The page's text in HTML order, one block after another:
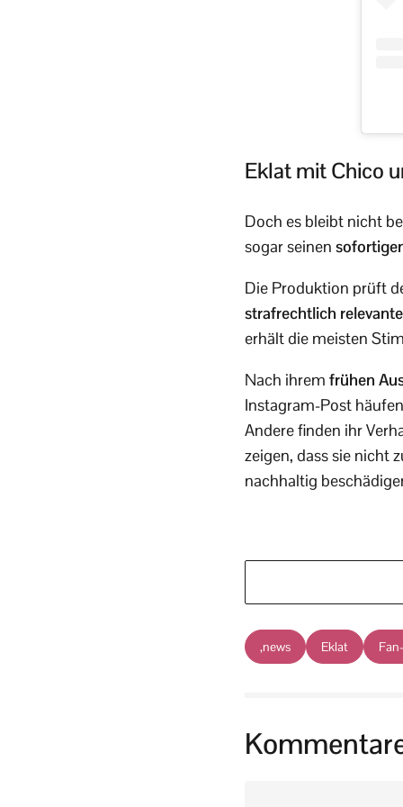
Eklat mit Chico
Doch es bleibt nicht
sogar seinen
Die Produktion prüft
strafrechtlich
erhält die meisten
Nach ihrem frühen
Instagram-Post
Andere finden ihr
zeigen, dass sie nicht
nachhaltig
,news Eklat